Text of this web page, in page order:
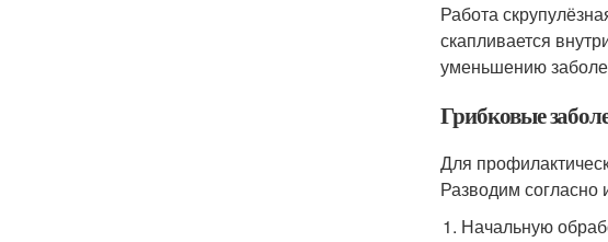
Работа
скапливается
уменьшению
Грибковые
Для
Разводим согласно
Начальную